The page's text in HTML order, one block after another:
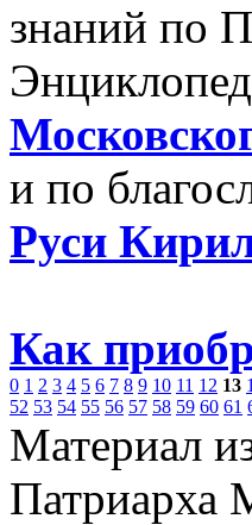
знаний по
и по
Руси
Как
0 1 2 3 4 5 6 7 8 9 10 11 12 13
52 53 54 55 56 57 58 59 60 61
Материал
Патриарха